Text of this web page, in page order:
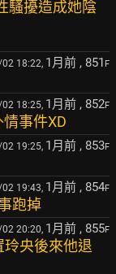
騷擾造成她陰
18:22, 1月前 , 851 F
18:25, 1月前 , 852F
事件XD
19:25, 1月前 , 853F
19:43, 1月前 , 854F
跑掉
20:20, 1月前 , 855F
央後來他退